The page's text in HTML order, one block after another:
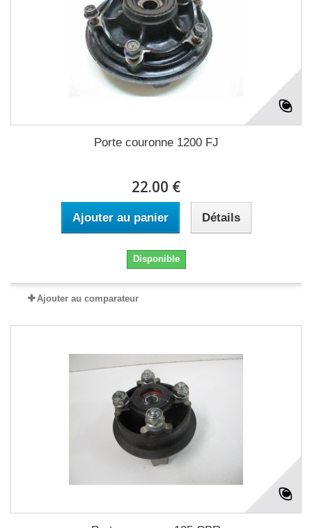
Porte couronne 1200 FJ
22.00 €
Ajouter au panier Détails
Disponible
Ajouter au comparateur